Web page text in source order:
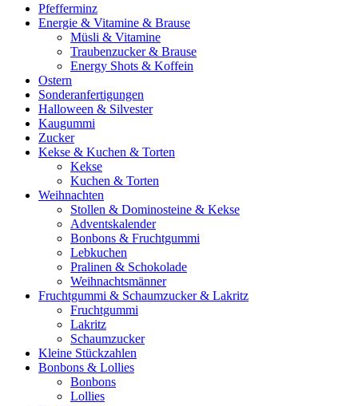
Pfefferminz
Energie & Vitamine & Brause
Müsli & Vitamine
Traubenzucker & Brause
Energy Shots & Koffein
Ostern
Sonderanfertigungen
Halloween & Silvester
Kaugummi
Zucker
Kekse & Kuchen & Torten
Kekse
Kuchen & Torten
Weihnachten
Stollen & Dominosteine & Kekse
Adventskalender
Bonbons & Fruchtgummi
Lebkuchen
Pralinen & Schokolade
Weihnachtsmänner
Fruchtgummi & Schaumzucker & Lakritz
Fruchtgummi
Lakritz
Schaumzucker
Kleine Stückzahlen
Bonbons & Lollies
Bonbons
Lollies